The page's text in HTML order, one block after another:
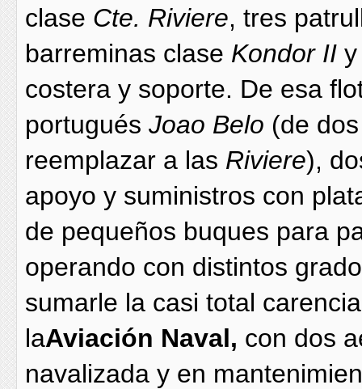
clase Cte. Riviere, tres
barreminas clase Kondor II
costera y soporte. De esa
portugués Joao Belo (de
reemplazar a las Riviere),
apoyo y suministros con
de pequeños buques para
operando con distintos
sumarle la casi total
laAviación Naval, con dos
navalizada y en